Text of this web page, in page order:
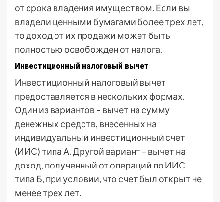
от срока владения имуществом. Если вы
владели ценными бумагами более трех лет,
то доход от их продажи может быть
полностью освобожден от налога.
Инвестиционный налоговый вычет
Инвестиционный налоговый вычет
предоставляется в нескольких формах.
Один из вариантов – вычет на сумму
денежных средств, внесенных на
индивидуальный инвестиционный счет
(ИИС) типа А. Другой вариант – вычет на
доход, полученный от операций по ИИС
типа Б, при условии, что счет был открыт не
менее трех лет.